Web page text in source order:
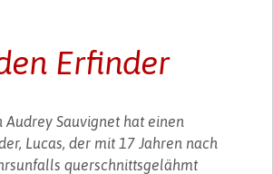
Erfinder
Audrey Sauvignet hat einen
Lucas, der mit 17 Jahren nach
querschnittsgelähmt